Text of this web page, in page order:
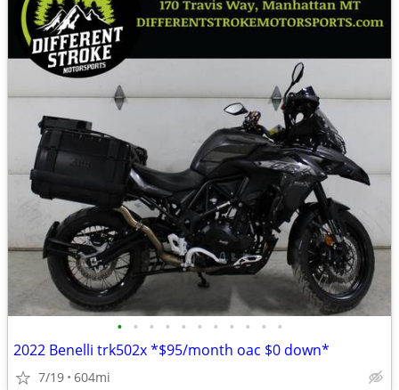
• • • • • • • • • • •
2022 Benelli trk502x *$95/month oac $0 down*
7/19 604mi